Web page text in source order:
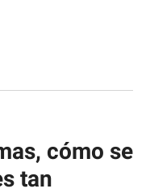
cómo se
tan